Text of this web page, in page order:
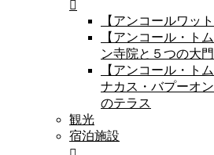
【アンコールワッ
【アンコール・ト
ン寺院と５つの大門
【アンコール・ト
ナカス・バプーオ
のテラス
観光
宿泊施設